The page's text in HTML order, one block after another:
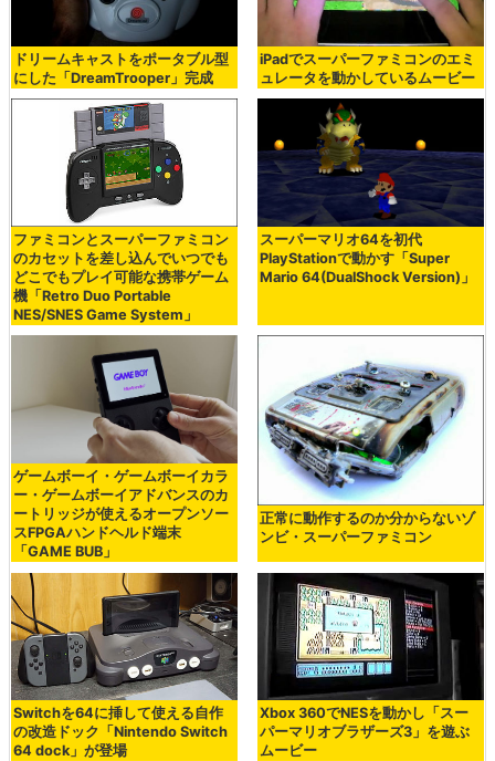
ドリームキャストをポータブル型
にした「DreamTrooper」完成
iPadでスーパーファミコンのエミ
ュレータを動かしているムービー
ファミコンとスーパーファミコン
のカセットを差し込んでいつでも
どこでもプレイ可能な携帯ゲーム
機「Retro Duo Portable
NES/SNES Game System」
スーパーマリオ64を初代
PlayStationで動かす「Super
Mario 64(DualShock Version)」
ゲームボーイ・ゲームボーイカラ
ー・ゲームボーイアドバンスのカ
ートリッジが使えるオープンソー
スFPGAハンドヘルド端末
「GAME BUB」
正常に動作するのか分からないゾ
ンビ・スーパーファミコン
Switchを64に挿して使える自作
の改造ドック「Nintendo Switch
64 dock」が登場
Xbox 360でNESを動かし「スー
パーマリオブラザーズ3」を遊ぶ
ムービー